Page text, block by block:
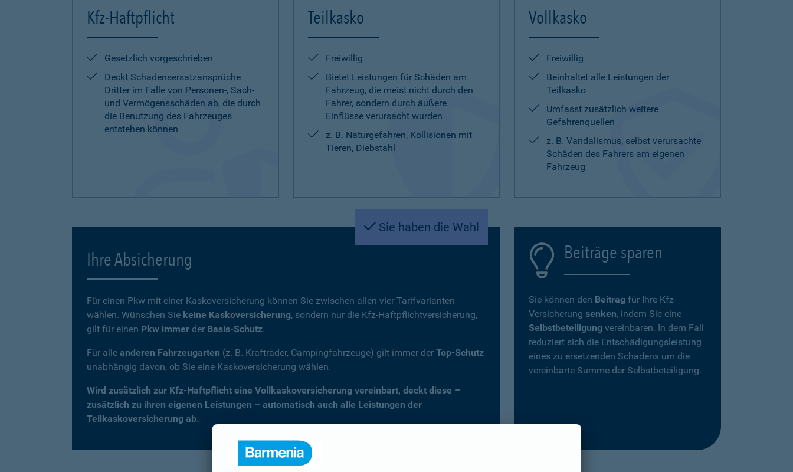
Kfz-Haftpflicht
Gesetzlich vorgeschrieben
Deckt Schadensersatzansprüche
Dritter im Falle von Personen-, Sach-
und Vermögensschäden ab, die durch
die Benutzung des Fahrzeuges
entstehen können
Teilkasko
Freiwillig
Bietet Leistungen für Schäden am
Fahrzeug, die meist nicht durch den
Fahrer, sondern durch äußere
Einflüsse verursacht wurden
z. B. Naturgefahren, Kollisionen mit
Tieren, Diebstahl
Vollkasko
Freiwillig
Beinhaltet alle Leistungen der
Teilkasko
Umfasst zusätzlich weitere
Gefahrenquellen
z. B. Vandalismus, selbst verursachte
Schäden des Fahrers am eigenen
Fahrzeug
Sie haben die Wahl
Ihre Absicherung
Für einen Pkw mit einer Kaskoversicherung können Sie zwischen allen vier Tarifvarianten
wählen. Wünschen Sie keine Kaskoversicherung, sondern nur die Kfz-Haftpflichtversicherung,
gilt für einen Pkw immer der Basis-Schutz.
Für alle anderen Fahrzeugarten (z. B. Krafträder, Campingfahrzeuge) gilt immer der Top-Schutz
unabhängig davon, ob Sie eine Kaskoversicherung wählen.
Wird zusätzlich zur Kfz-Haftpflicht eine Vollkaskoversicherung vereinbart, deckt diese –
zusätzlich zu ihren eigenen Leistungen – automatisch auch alle Leistungen der
Teilkaskoversicherung ab.
Beiträge sparen
Sie können den Beitrag für Ihre Kfz-
Versicherung senken, indem Sie eine
Selbstbeteiligung vereinbaren. In dem Fall
reduziert sich die Entschädigungsleistung
eines zu ersetzenden Schadens um die
vereinbarte Summe der Selbstbeteiligung.